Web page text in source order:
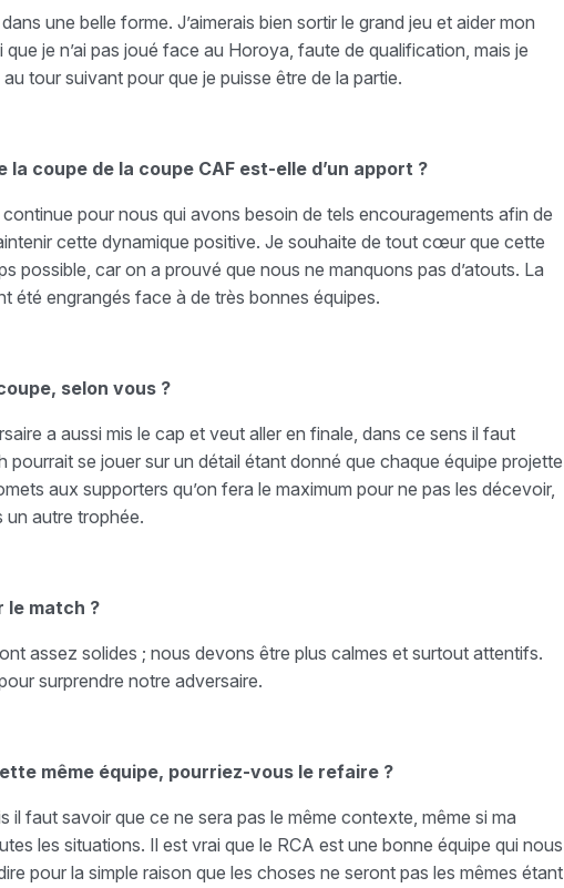
une belle forme. J’aimerais bien sortir le grand jeu et aider mon
je n’ai pas joué face au Horoya, faute de qualification, mais je
tour suivant pour que je puisse être de la partie.
coupe de la coupe CAF est-elle d’un apport ?
pour nous qui avons besoin de tels encouragements afin de
cette dynamique positive. Je souhaite de tout cœur que cette
possible, car on a prouvé que nous ne manquons pas d’atouts. La
été engrangés face à de très bonnes équipes.
selon vous ?
a aussi mis le cap et veut aller en finale, dans ce sens il faut
pourrait se jouer sur un détail étant donné que chaque équipe projette
aux supporters qu’on fera le maximum pour ne pas les décevoir,
un autre trophée.
le match ?
assez solides ; nous devons être plus calmes et surtout attentifs.
surprendre notre adversaire.
même équipe, pourriez-vous le refaire ?
faut savoir que ce ne sera pas le même contexte, même si ma
les situations. Il est vrai que le RCA est une bonne équipe qui nous
pour la simple raison que les choses ne seront pas les mêmes étant